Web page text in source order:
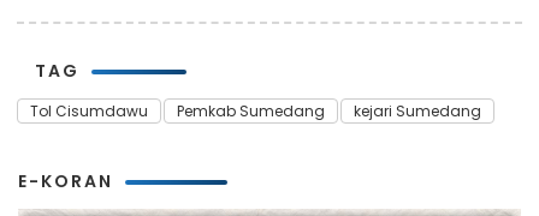
TAG
Tol Cisumdawu Pemkab Sumedang kejari Sumedang
E-KORAN